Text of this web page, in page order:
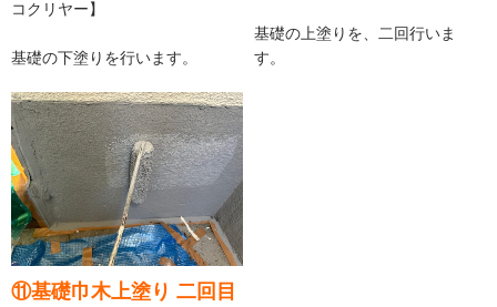
コクリヤー】
基礎の下塗りを行います。
基礎の上塗りを、二回行いま
す。
⑪基礎巾木上塗り 二回目